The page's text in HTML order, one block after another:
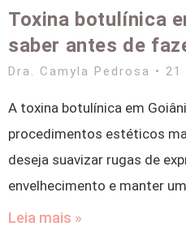
Toxina botulínica
saber antes de
Dra. Camyla Pedrosa 21
A toxina botulínica em
procedimentos estéticos
deseja suavizar rugas de
envelhecimento e manter
Leia mais »